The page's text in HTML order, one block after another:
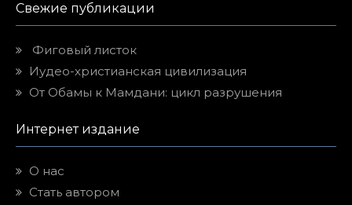
Свежие публикации
Фиговый листок
Иудео-христианская цивилизация
От Обамы к Мамдани: цикл разрушения
Интернет издание
О нас
Стать автором